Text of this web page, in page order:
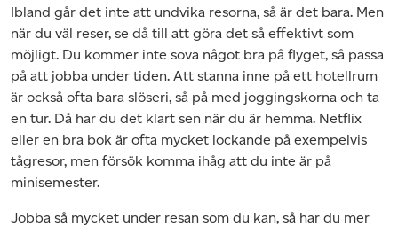
Ibland går det inte att undvika resorna, så är det bara. Men
när du väl reser, se då till att göra det så effektivt som
möjligt. Du kommer inte sova något bra på flyget, så passa
på att jobba under tiden. Att stanna inne på ett hotellrum
är också ofta bara slöseri, så på med joggingskorna och ta
en tur. Då har du det klart sen när du är hemma. Netflix
eller en bra bok är ofta mycket lockande på exempelvis
tågresor, men försök komma ihåg att du inte är på
minisemester.
Jobba så mycket under resan som du kan, så har du mer